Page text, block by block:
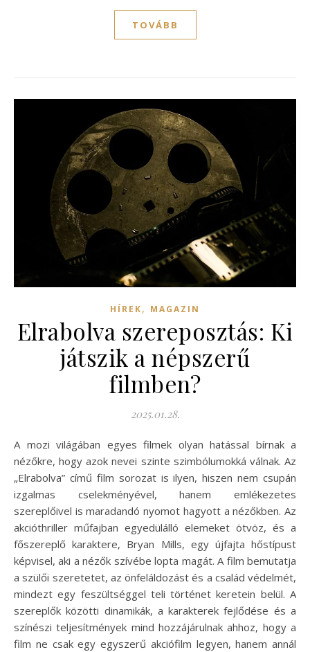
TOVÁBB
HÍREK, MAGAZIN
Elrabolva szereposztás: Ki
játszik a népszerű
filmben?
2025.01.28.
A mozi világában egyes filmek olyan hatással bírnak a
nézőkre, hogy azok nevei szinte szimbólumokká válnak. Az
„Elrabolva” című film sorozat is ilyen, hiszen nem csupán
izgalmas cselekményével, hanem emlékezetes
szereplőivel is maradandó nyomot hagyott a nézőkben. Az
akcióthriller műfajban egyedülálló elemeket ötvöz, és a
főszereplő karaktere, Bryan Mills, egy újfajta hőstípust
képvisel, aki a nézők szívébe lopta magát. A film bemutatja
a szülői szeretetet, az önfeláldozást és a család védelmét,
mindezt egy feszültséggel teli történet keretein belül. A
szereplők közötti dinamikák, a karakterek fejlődése és a
színészi teljesítmények mind hozzájárulnak ahhoz, hogy a
film ne csak egy egyszerű akciófilm legyen, hanem annál